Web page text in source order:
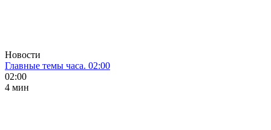
Новости
Главные темы часа. 02:00
02:00
4 мин